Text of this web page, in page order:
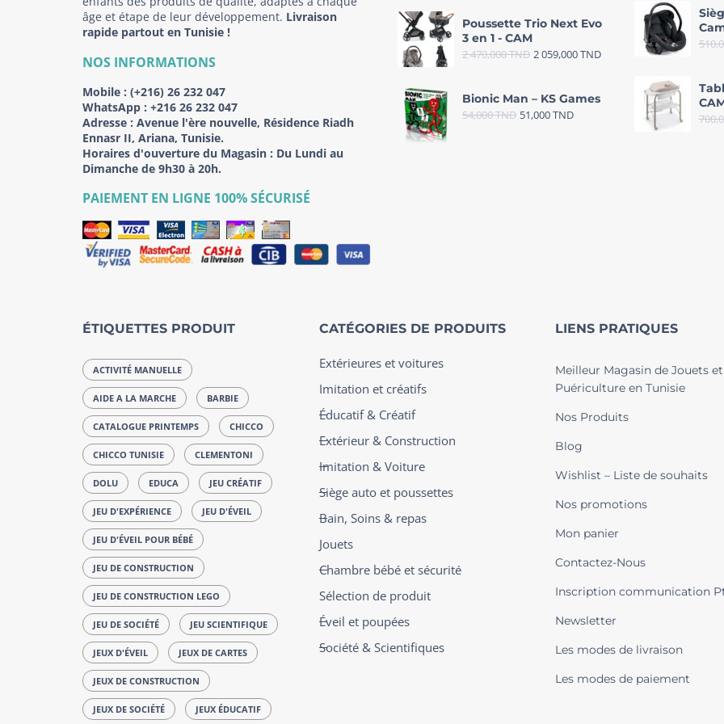
âge et étape de leur développement. Livraison
rapide partout en Tunisie !
NOS INFORMATIONS
Mobile : (+216) 26 232 047
WhatsApp : +216 26 232 047
Adresse : Avenue l'ère nouvelle, Résidence Riadh
Ennasr II, Ariana, Tunisie.
Horaires d'ouverture du Magasin : Du Lundi au
Dimanche de 9h30 à 20h.
PAIEMENT EN LIGNE 100% SÉCURISÉ
Poussette Trio Next Evo
3 en 1 - CAM
2 470,000TND 2 059,000TND
Bionic Man – KS Games
54,000TND 51,000TND
ÉTIQUETTES PRODUIT
ACTIVITÉ MANUELLE
AIDE A LA MARCHE BARBIE
CATALOGUE PRINTEMPS CHICCO
CHICCO TUNISIE CLEMENTONI
DOLU EDUCA JEU CRÉATIF
JEU D'EXPÉRIENCE JEU D'ÉVEIL
JEU D'ÉVEIL POUR BÉBÉ
JEU DE CONSTRUCTION
JEU DE CONSTRUCTION LEGO
JEU DE SOCIÉTÉ JEU SCIENTIFIQUE
JEUX D'ÉVEIL JEUX DE CARTES
JEUX DE CONSTRUCTION
JEUX DE SOCIÉTÉ JEUX ÉDUCATIF
CATÉGORIES DE PRODUITS
Extérieures et voitures
Imitation et créatifs
Éducatif & Créatif
Extérieur & Construction
Imitation & Voiture
Siège auto et poussettes
Bain, Soins & repas
Jouets
Chambre bébé et sécurité
Sélection de produit
Éveil et poupées
Société & Scientifiques
LIENS PRATIQUES
Meilleur Magasin de Jouets et
Puériculture en Tunisie
Nos Produits
Blog
Wishlist – Liste de souhaits
Nos promotions
Mon panier
Contactez-Nous
Inscription communication
Newsletter
Les modes de livraison
Les modes de paiement